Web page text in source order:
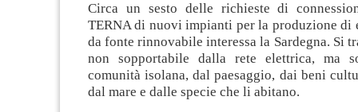
Circa un sesto delle richieste di
TERNA di nuovi impianti per la produzione di
da fonte rinnovabile interessa la Sardegna. Si
non sopportabile dalla rete elettrica, ma
comunità isolana, dal paesaggio, dai beni
dal mare e dalle specie che li abitano.